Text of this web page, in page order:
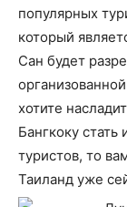
популярных
который
Сан будет
хотите
Бангкоку
туристов, то
Таиланд уже